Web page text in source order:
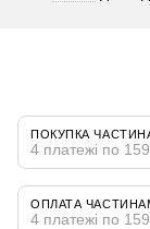
ПОКУПКА
4 платежі по
ОПЛАТА
4 платежі по